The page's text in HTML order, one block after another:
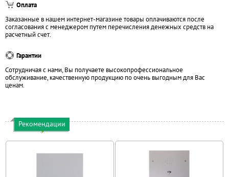
Оплата
Заказанные в нашем интернет-магазине товары оплачиваются после
согласования с менеджером путем перечисления денежных средств на
расчетный счет.
Гарантии
Сотрудничая с нами, Вы получаете высокопрофессиональное
обслуживание, качественную продукцию по очень выгодным для Вас
ценам.
Рекомендации